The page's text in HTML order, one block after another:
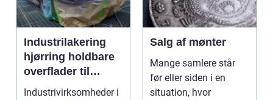
Industrilakering
hjørring holdbare
overflader til
industri og erhverv
Industrivirksomheder i
Salg af mønter
Mange samlere står
før eller siden i en
situation, hvor